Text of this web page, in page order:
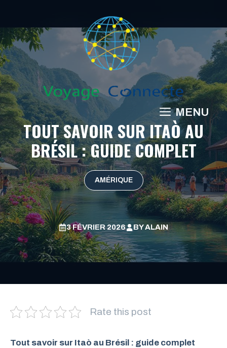
contenu
MENU
TOUT SAVOIR SUR ITAÒ AU
BRÉSIL : GUIDE COMPLET
AMÉRIQUE
3 FÉVRIER 2026 BYALAIN
Rate this post
Tout savoir sur Itaò au Brésil : guide complet